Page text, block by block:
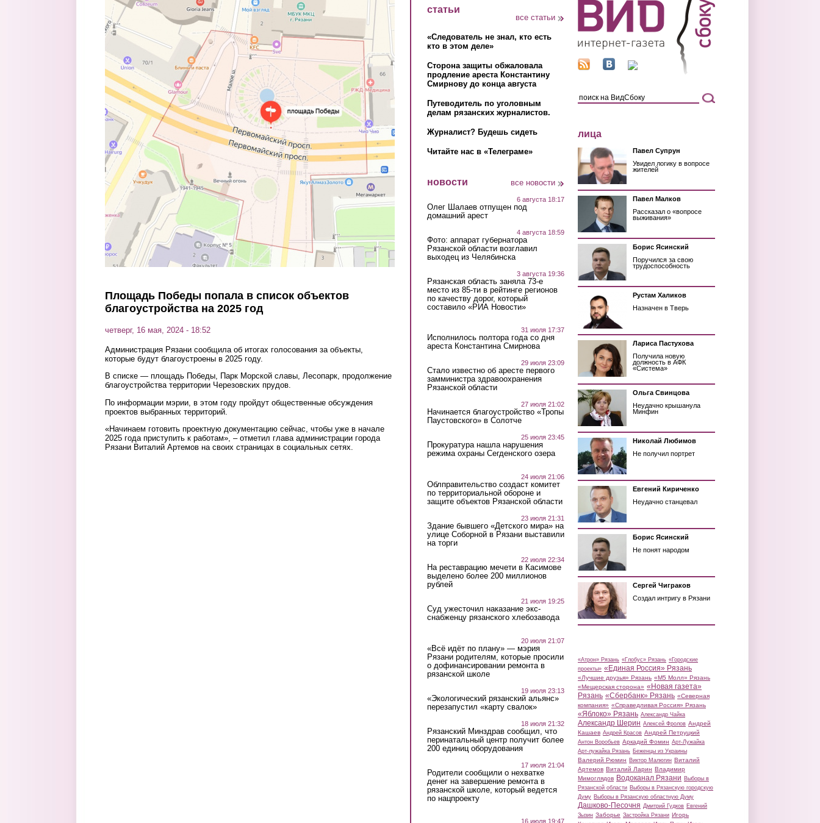
Перейти к основному содержанию
Площадь Победы попала в список объектов
благоустройства на 2025 год
четверг, 16 мая, 2024 - 18:52
Администрация Рязани сообщила об итогах голосования за объекты,
которые будут благоустроены в 2025 году.
В списке — площадь Победы, Парк Морской славы, Лесопарк, продолжение
благоустройства территории Черезовских прудов.
По информации мэрии, в этом году пройдут общественные обсуждения
проектов выбранных территорий.
«Начинаем готовить проектную документацию сейчас, чтобы уже в начале
2025 года приступить к работам», – отметил глава администрации города
Рязани Виталий Артемов на своих страницах в социальных сетях.
статьи
все статьи
«Следователь не знал, кто есть
кто в этом деле»
Сторона защиты обжаловала
продление ареста Константину
Смирнову до конца августа
Путеводитель по уголовным
делам рязанских журналистов.
Журналист? Будешь сидеть
Читайте нас в «Телеграме»
новости все новости
6 августа 18:17
Олег Шалаев отпущен под
домашний арест
4 августа 18:59
Фото: аппарат губернатора
Рязанской области возглавил
выходец из Челябинска
3 августа 19:36
Рязанская область заняла 73-е
место из 85-ти в рейтинге регионов
по качеству дорог, который
составило «РИА Новости»
31 июля 17:37
Исполнилось полтора года со дня
ареста Константина Смирнова
29 июля 23:09
Стало известно об аресте первого
замминистра здравоохранения
Рязанской области
27 июля 21:02
Начинается благоустройство «Тропы
Паустовского» в Солотче
25 июля 23:45
Прокуратура нашла нарушения
режима охраны Сегденского озера
24 июля 21:06
Облправительство создаст комитет
по территориальной обороне и
защите объектов Рязанской области
23 июля 21:31
Здание бывшего «Детского мира» на
улице Соборной в Рязани выставили
на торги
22 июля 22:34
На реставрацию мечети в Касимове
выделено более 200 миллионов
рублей
21 июля 19:25
Суд ужесточил наказание экс-
снабженцу рязанского хлебозавода
20 июля 21:07
«Всё идёт по плану» — мэрия
Рязани родителям, которые просили
о дофинансировании ремонта в
рязанской школе
19 июля 23:13
«Экологический рязанский альянс»
перезапустил «карту свалок»
18 июля 21:32
Рязанский Минздрав сообщил, что
перинатальный центр получит более
200 единиц оборудования
17 июля 21:04
Родители сообщили о нехватке
денег на завершение ремонта в
рязанской школе, который ведется
по нацпроекту
16 июля 19:47
лица
Павел Супрун
Увидел логику в вопросе
жителей
Павел Малков
Рассказал о «вопросе
выживания»
Борис Ясинский
Поручился за свою
трудоспособность
Рустам Халиков
Назначен в Тверь
Лариса Пастухова
Получила новую
должность в АФК
«Система»
Ольга Свинцова
Неудачно крышанула
Минфин
Николай Любимов
Не получил портрет
Евгений Кириченко
Неудачно станцевал
Борис Ясинский
Не понят народом
Сергей Чиграков
Создал интригу в Рязани
«Атрон» Рязань «Глобус» Рязань «Городские
проекты» «Единая Россия» Рязань
«Лучшие друзья» Рязань «М5 Молл» Рязань
«Мещерская сторона» «Новая газета»
Рязань «Сбербанк» Рязань «Северная
компания» «Справедливая Россия» Рязань
«Яблоко» Рязань Александр Чайка
Александр Шерин Алексей Фролов Андрей
Кашаев Андрей Красов Андрей Петруцкий
Антон Воробьев Аркадий Фомин Арт-Лужайка
Арт-лужайка Рязань Беженцы из Украины
Валерий Рюмин Виктор Малюгин Виталий
Артемов Виталий Ларин Владимир
Мимоглядов Водоканал Рязани Выборы в
Рязанской области Выборы в Рязанскую городскую
Думу Выборы в Рязанскую областную Думу
Дашково-Песочня Дмитрий Гудков Евгений
Зызин Заборье Застройка Рязани Игорь